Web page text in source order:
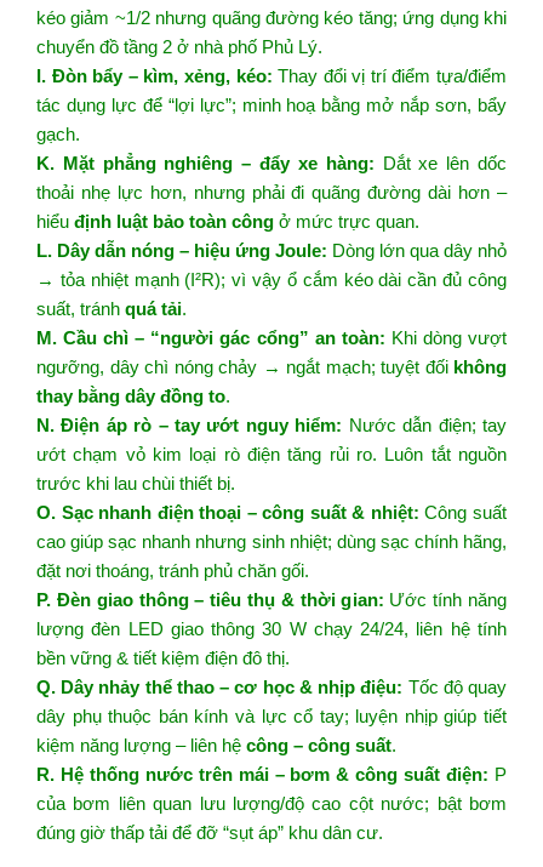
kéo giảm ~1/2 nhưng quãng đường kéo tăng; ứng dụng khi
chuyển đồ tầng 2 ở nhà phố Phủ Lý.
I. Đòn bẩy – kìm, xẻng, kéo: Thay đổi vị trí điểm tựa/điểm
tác dụng lực để “lợi lực”; minh hoạ bằng mở nắp sơn, bẩy
gạch.
K. Mặt phẳng nghiêng – đẩy xe hàng: Dắt xe lên dốc
thoải nhẹ lực hơn, nhưng phải đi quãng đường dài hơn –
hiểu định luật bảo toàn công ở mức trực quan.
L. Dây dẫn nóng – hiệu ứng Joule: Dòng lớn qua dây nhỏ
→ tỏa nhiệt mạnh (I²R); vì vậy ổ cắm kéo dài cần đủ công
suất, tránh quá tải.
M. Cầu chì – “người gác cổng” an toàn: Khi dòng vượt
ngưỡng, dây chì nóng chảy → ngắt mạch; tuyệt đối không
thay bằng dây đồng to.
N. Điện áp rò – tay ướt nguy hiểm: Nước dẫn điện; tay
ướt chạm vỏ kim loại rò điện tăng rủi ro. Luôn tắt nguồn
trước khi lau chùi thiết bị.
O. Sạc nhanh điện thoại – công suất & nhiệt: Công suất
cao giúp sạc nhanh nhưng sinh nhiệt; dùng sạc chính hãng,
đặt nơi thoáng, tránh phủ chăn gối.
P. Đèn giao thông – tiêu thụ & thời gian: Ước tính năng
lượng đèn LED giao thông 30 W chạy 24/24, liên hệ tính
bền vững & tiết kiệm điện đô thị.
Q. Dây nhảy thể thao – cơ học & nhịp điệu: Tốc độ quay
dây phụ thuộc bán kính và lực cổ tay; luyện nhịp giúp tiết
kiệm năng lượng – liên hệ công – công suất.
R. Hệ thống nước trên mái – bơm & công suất điện: P
của bơm liên quan lưu lượng/độ cao cột nước; bật bơm
đúng giờ thấp tải để đỡ “sụt áp” khu dân cư.